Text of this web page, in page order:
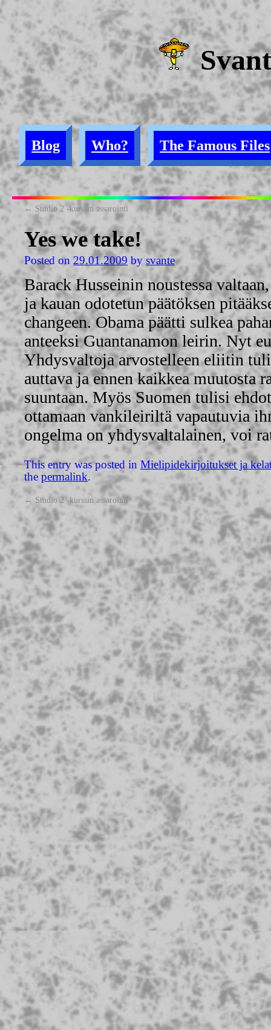
Blog Who? The Famous Files
← Studio 2 -kurssin assarointi
Yes we take!
Posted on 29.01.2009 by svante
Barack Husseinin noustessa
ja kauan odotetun päätöksen
changeen. Obama päätti sulkea
anteeksi Guantanamon leirin. Nyt
Yhdysvaltoja arvostelleen eliitin
auttava ja ennen kaikkea muutosta
suuntaan. Myös Suomen tulisi
ottamaan vankileiriltä vapautuvia
ongelma on yhdysvaltalainen, voi
This entry was posted in Mielipidekirjoitukset ja
the permalink.
← Studio 2 -kurssin assarointi